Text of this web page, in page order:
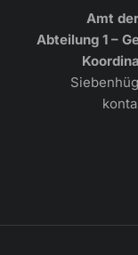
Amt
Abteilung 1 –